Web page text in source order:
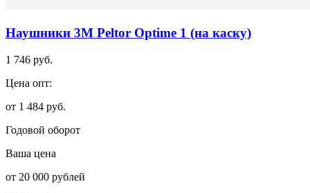
Наушники 3М Peltor Optime 1 (на каску)
1 746 руб.
Цена опт:
от 1 484 руб.
Годовой оборот
Ваша цена
от 20 000 рублей